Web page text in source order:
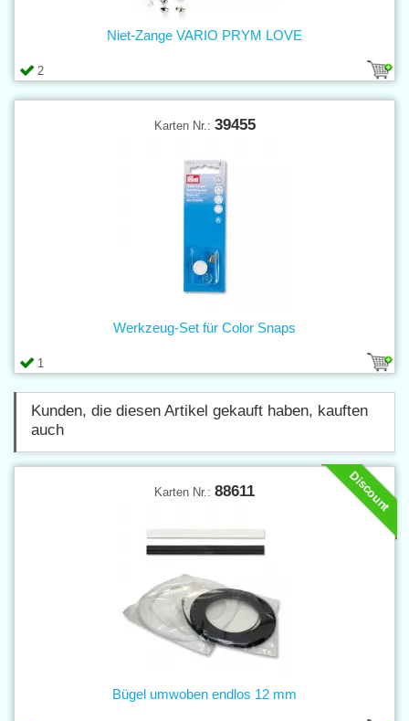
2
Niet-Zange VARIO PRYM LOVE
Karten Nr.: 39455
1
Werkzeug-Set für Color Snaps
Kunden, die diesen Artikel gekauft haben, kauften
auch
Discount
Karten Nr.: 88611
Bügel umwoben endlos 12 mm